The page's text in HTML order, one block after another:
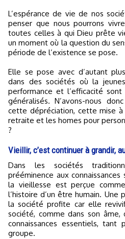
L’espérance de vie de nos sociétés riches nous permet de
penser que nous pourrons
toutes celles à qui Dieu prête
un moment où la question du
période de l’existence se pose.
Elle se pose avec d’autant
dans des sociétés où la
performance et l’efficacité sont
généralisés. N’avons-nous
cette dépréciation, cette mise à
retraite et les homes pour
?
Vieillir, c’est continuer à grandir,
Dans les sociétés traditionnelles qui accordent la
prééminence aux
la vieillesse est perçue
l’histoire d’un être humain.
la société profite car elle
société, comme dans son
connaissances essentiels, tant
groupe.